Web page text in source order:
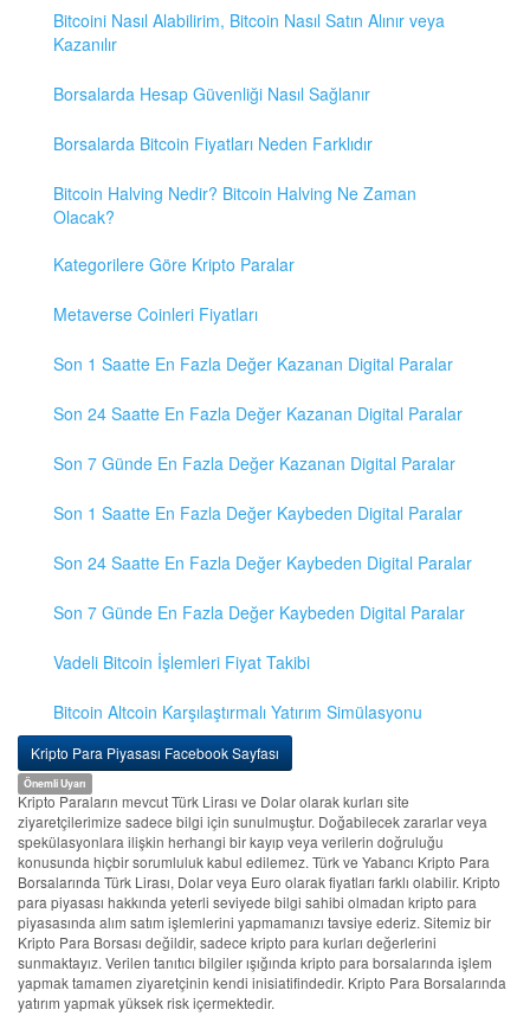
Bitcoini Nasıl Alabilirim, Bitcoin Nasıl Satın Alınır veya
Kazanılır
Borsalarda Hesap Güvenliği Nasıl Sağlanır
Borsalarda Bitcoin Fiyatları Neden Farklıdır
Bitcoin Halving Nedir? Bitcoin Halving Ne Zaman
Olacak?
Kategorilere Göre Kripto Paralar
Metaverse Coinleri Fiyatları
Son 1 Saatte En Fazla Değer Kazanan Digital Paralar
Son 24 Saatte En Fazla Değer Kazanan Digital Paralar
Son 7 Günde En Fazla Değer Kazanan Digital Paralar
Son 1 Saatte En Fazla Değer Kaybeden Digital Paralar
Son 24 Saatte En Fazla Değer Kaybeden Digital Paralar
Son 7 Günde En Fazla Değer Kaybeden Digital Paralar
Vadeli Bitcoin İşlemleri Fiyat Takibi
Bitcoin Altcoin Karşılaştırmalı Yatırım Simülasyonu
Kripto Para Piyasası Facebook Sayfası
Önemli Uyarı
Kripto Paraların mevcut Türk Lirası ve Dolar olarak kurları site
ziyaretçilerimize sadece bilgi için sunulmuştur. Doğabilecek zararlar veya
spekülasyonlara ilişkin herhangi bir kayıp veya verilerin doğruluğu
konusunda hiçbir sorumluluk kabul edilemez. Türk ve Yabancı Kripto Para
Borsalarında Türk Lirası, Dolar veya Euro olarak fiyatları farklı olabilir. Kripto
para piyasası hakkında yeterli seviyede bilgi sahibi olmadan kripto para
piyasasında alım satım işlemlerini yapmamanızı tavsiye ederiz. Sitemiz bir
Kripto Para Borsası değildir, sadece kripto para kurları değerlerini
sunmaktayız. Verilen tanıtıcı bilgiler ışığında kripto para borsalarında işlem
yapmak tamamen ziyaretçinin kendi inisiatifindedir. Kripto Para Borsalarında
yatırım yapmak yüksek risk içermektedir.